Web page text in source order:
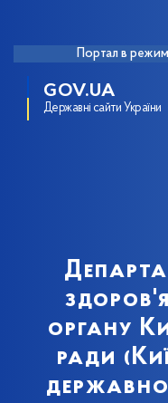
Портал в
GOV.UA
Державні сайти України
органу
ради